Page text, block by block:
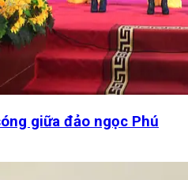
giữa đảo ngọc Phú